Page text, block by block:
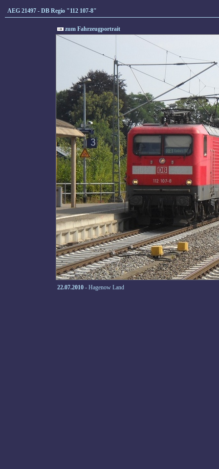
AEG 21497 - DB Regio "112 107-8"
zum Fahrzeugportrait
22.07.2010 - Hagenow Land